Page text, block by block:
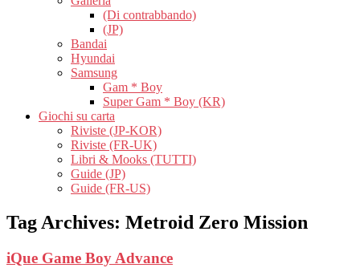
(Di contrabbando)
(JP)
Bandai
Hyundai
Samsung
Gam * Boy
Super Gam * Boy (KR)
Giochi su carta
Riviste (JP-KOR)
Riviste (FR-UK)
Libri & Mooks (TUTTI)
Guide (JP)
Guide (FR-US)
Tag Archives: Metroid Zero Mission
iQue Game Boy Advance